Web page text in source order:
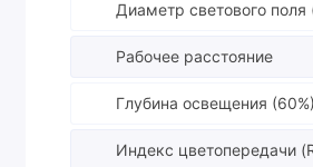
Диаметр светового
Рабочее расстояние
Глубина освещения (60%)
Индекс цветопередачи